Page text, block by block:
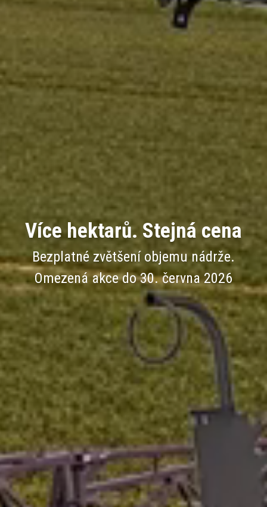
Více hektarů. Stejná cena
Bezplatné zvětšení objemu nádrže.
Omezená akce do 30. června 2026